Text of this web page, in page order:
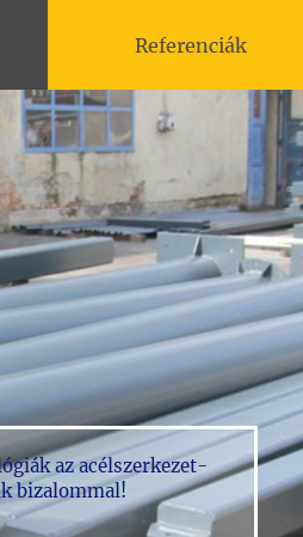
Referenciák
az acélszerkezet-
bizalommal!